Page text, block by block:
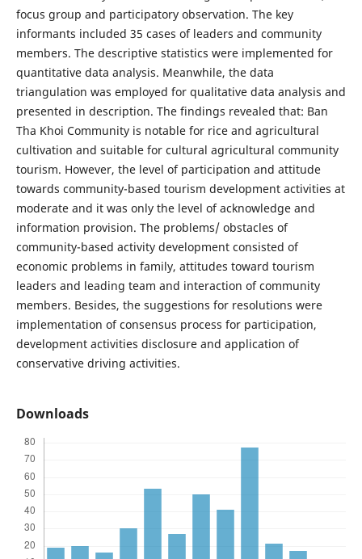
focus group and participatory observation. The key
informants included 35 cases of leaders and community
members. The descriptive statistics were implemented for
quantitative data analysis. Meanwhile, the data
triangulation was employed for qualitative data analysis and
presented in description. The findings revealed that: Ban
Tha Khoi Community is notable for rice and agricultural
cultivation and suitable for cultural agricultural community
tourism. However, the level of participation and attitude
towards community-based tourism development activities at
moderate and it was only the level of acknowledge and
information provision. The problems/ obstacles of
community-based activity development consisted of
economic problems in family, attitudes toward tourism
leaders and leading team and interaction of community
members. Besides, the suggestions for resolutions were
implementation of consensus process for participation,
development activities disclosure and application of
conservative driving activities.
Downloads